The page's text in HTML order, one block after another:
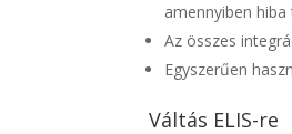
amennyiben hiba
Az összes
Egyszerűen
Váltás ELIS-re